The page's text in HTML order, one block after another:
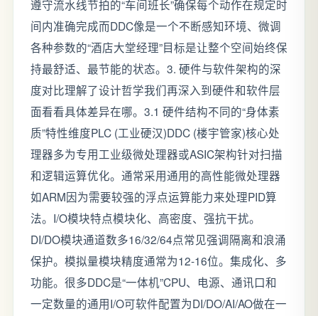
遵守流水线节拍的“车间班长”确保每个动作在规定时
间内准确完成而DDC像是一个不断感知环境、微调
各种参数的“酒店大堂经理”目标是让整个空间始终保
持最舒适、最节能的状态。3. 硬件与软件架构的深
度对比理解了设计哲学我们再深入到硬件和软件层
面看看具体差异在哪。3.1 硬件结构不同的“身体素
质”特性维度PLC (工业硬汉)DDC (楼宇管家)核心处
理器多为专用工业级微处理器或ASIC架构针对扫描
和逻辑运算优化。通常采用通用的高性能微处理器
如ARM因为需要较强的浮点运算能力来处理PID算
法。I/O模块特点模块化、高密度、强抗干扰。
DI/DO模块通道数多16/32/64点常见强调隔离和浪涌
保护。模拟量模块精度通常为12-16位。集成化、多
功能。很多DDC是“一体机”CPU、电源、通讯口和
一定数量的通用I/O可软件配置为DI/DO/AI/AO做在一